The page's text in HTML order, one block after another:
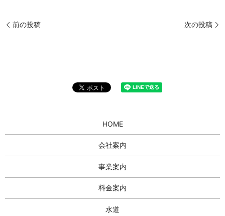
前の投稿 次の投稿
HOME
会社案内
事業案内
料金案内
水道